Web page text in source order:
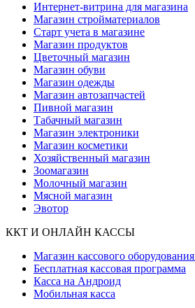
Интернет-витрина для магазина
Магазин стройматериалов
Старт учета в магазине
Магазин продуктов
Цветочный магазин
Магазин обуви
Магазин одежды
Магазин автозапчастей
Пивной магазин
Табачный магазин
Магазин электроники
Магазин косметики
Хозяйственный магазин
Зоомагазин
Молочный магазин
Мясной магазин
Эвотор
ККТ И ОНЛАЙН КАССЫ
Магазин кассового оборудования
Бесплатная кассовая программа
Касса на Андроид
Мобильная касса